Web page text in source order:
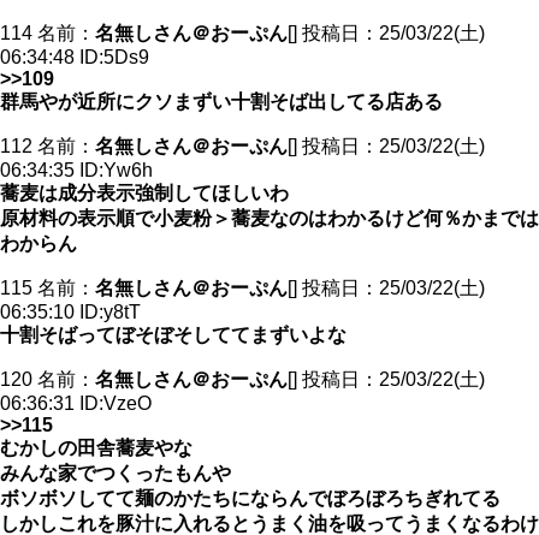
114 名前： 名無しさん＠おーぷん[] 投稿日：25/03/22(土)
06:34:48 ID:5Ds9
>>109
群馬やが近所にクソまずい十割そば出してる店ある
112 名前： 名無しさん＠おーぷん[] 投稿日：25/03/22(土)
06:34:35 ID:Yw6h
蕎麦は成分表示強制してほしいわ
原材料の表示順で小麦粉＞蕎麦なのはわかるけど何％かまでは
わからん
115 名前： 名無しさん＠おーぷん[] 投稿日：25/03/22(土)
06:35:10 ID:y8tT
十割そばってぼそぼそしててまずいよな
120 名前： 名無しさん＠おーぷん[] 投稿日：25/03/22(土)
06:36:31 ID:VzeO
>>115
むかしの田舎蕎麦やな
みんな家でつくったもんや
ボソボソしてて麺のかたちにならんでぼろぼろちぎれてる
しかしこれを豚汁に入れるとうまく油を吸ってうまくなるわけ